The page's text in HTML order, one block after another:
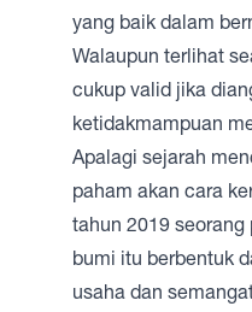
yang baik dalam
Walaupun terlihat
cukup valid jika
ketidakmampuan
Apalagi sejarah
paham akan cara
tahun 2019
bumi itu berbentuk
usaha dan